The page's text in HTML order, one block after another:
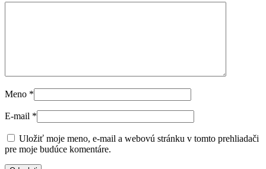
Meno *
E-mail *
Uložiť moje meno, e-mail a webovú stránku v tomto prehliadači
pre moje budúce komentáre.